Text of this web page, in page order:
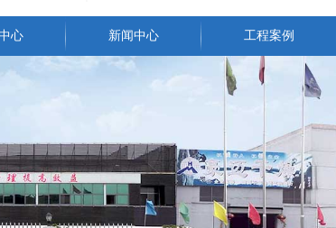
心 新闻中心 工程案例